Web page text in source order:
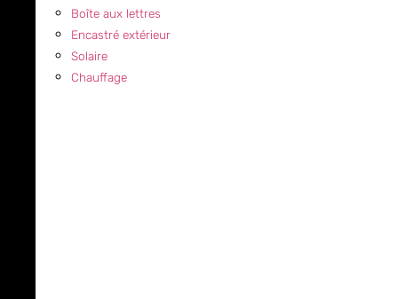
Boîte aux lettres
Encastré extérieur
Solaire
Chauffage